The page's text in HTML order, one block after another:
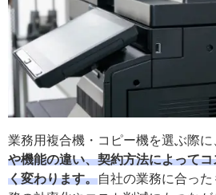
業務用複合機・コピー機を選ぶ際に
や機能の違い、契約方法によって
く変わります。自社の業務に合っ